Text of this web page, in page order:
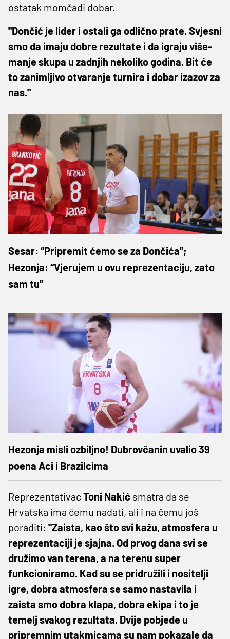
ostatak momčadi dobar.
"Dončić je lider i ostali ga odlično prate. Svjesni
smo da imaju dobre rezultate i da igraju više-
manje skupa u zadnjih nekoliko godina. Bit će
to zanimljivo otvaranje turnira i dobar izazov za
nas."
Sesar: “Pripremit ćemo se za Dončića”;
Hezonja: “Vjerujem u ovu reprezentaciju, zato
sam tu”
Hezonja misli ozbiljno! Dubrovčanin uvalio 39
poena Aci i Brazilcima
ReprezentativacToni Nakić smatra da se
Hrvatska ima čemu nadati, ali i na čemu još
poraditi: "Zaista, kao što svi kažu, atmosfera u
reprezentaciji je sjajna. Od prvog dana svi se
družimo van terena, a na terenu super
funkcioniramo. Kad su se pridružili i nositelji
igre, dobra atmosfera se samo nastavila i
zaista smo dobra klapa, dobra ekipa i to je
temelj svakog rezultata. Dvije pobjede u
pripremnim utakmicama su nam pokazale da